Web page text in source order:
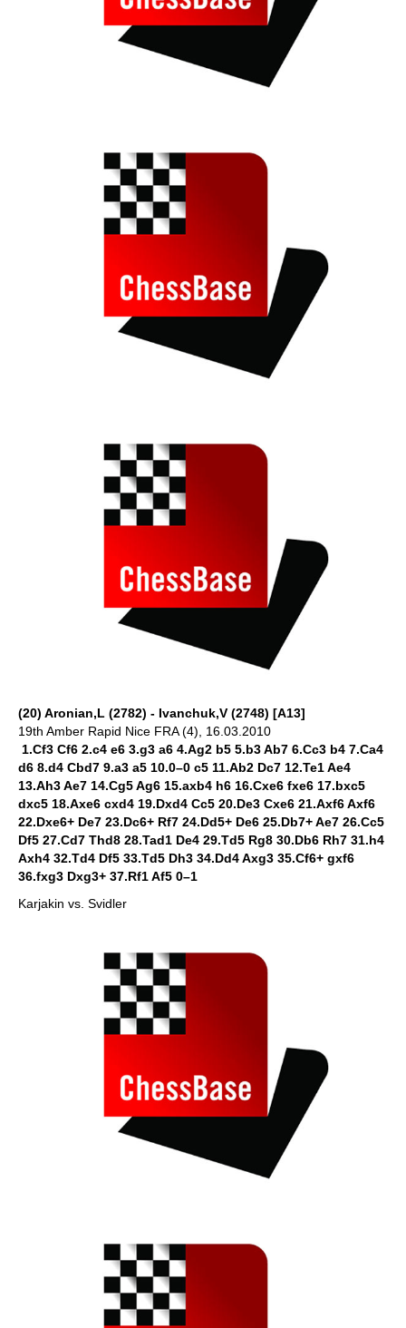
(20) Aronian,L (2782) - Ivanchuk,V (2748) [A13]
19th Amber Rapid Nice FRA (4), 16.03.2010
1.Cf3 Cf6 2.c4 e6 3.g3 a6 4.Ag2 b5 5.b3 Ab7 6.Cc3 b4 7.Ca4
d6 8.d4 Cbd7 9.a3 a5 10.0–0 c5 11.Ab2 Dc7 12.Te1 Ae4
13.Ah3 Ae7 14.Cg5 Ag6 15.axb4 h6 16.Cxe6 fxe6 17.bxc5
dxc5 18.Axe6 cxd4 19.Dxd4 Cc5 20.De3 Cxe6 21.Axf6 Axf6
22.Dxe6+ De7 23.Dc6+ Rf7 24.Dd5+ De6 25.Db7+ Ae7 26.Cc5
Df5 27.Cd7 Thd8 28.Tad1 De4 29.Td5 Rg8 30.Db6 Rh7 31.h4
Axh4 32.Td4 Df5 33.Td5 Dh3 34.Dd4 Axg3 35.Cf6+ gxf6
36.fxg3 Dxg3+ 37.Rf1 Af5 0–1
Karjakin vs. Svidler